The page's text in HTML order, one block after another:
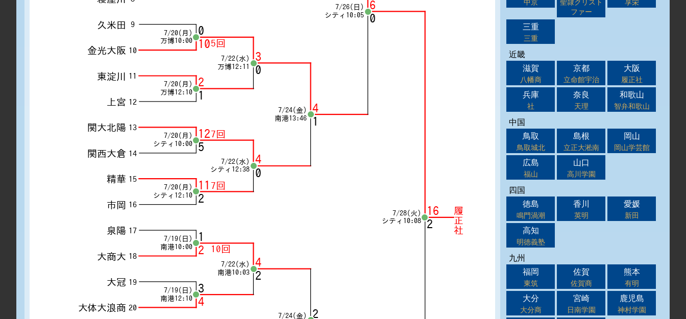
中京
聖隷クリスト
ファー
享栄
三重
三重
近畿
滋賀
八幡商
京都
立命館宇治
大阪
履正社
兵庫
社
奈良
天理
和歌山
智弁和歌山
中国
鳥取
鳥取城北
島根
立正大淞南
岡山
岡山学芸館
広島
福山
山口
高川学園
四国
徳島
鳴門渦潮
香川
英明
愛媛
新田
高知
明徳義塾
九州
福岡
東筑
佐賀
佐賀商
熊本
有明
大分
大分商
宮崎
日南学園
鹿児島
神村学園